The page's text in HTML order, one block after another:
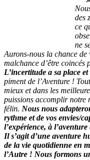
des
ce
ne
Aurons-nous la chance
malchance d’être
L’incertitude a sa place
piment de l’Aventure !
mieux et dans les
puissions accomplir notre
félin. Nous nous
rythme et de vos envies/
l’expérience, à
Il s’agit d’une aventure
de la vie quotidienne en
l’Autre ! Nous formons